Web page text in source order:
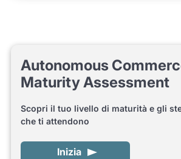
Autonomous
Maturity Assessment
Scopri il tuo livello di maturità e gli
che ti attendono
Inizia